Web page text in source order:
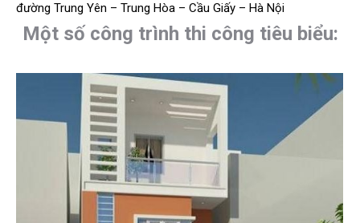
đường Trung Yên – Trung Hòa – Cầu Giấy – Hà Nội
Một số công trình thi công tiêu biểu: